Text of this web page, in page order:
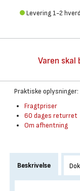
Levering 1-2
Varen skal
Praktiske oplysninger:
Fragtpriser
60 dages returret
Om afhentning
Beskrivelse